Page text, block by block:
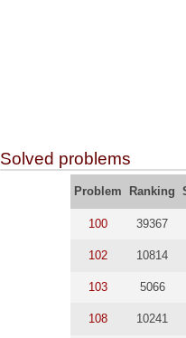
Solved problems
Problem Ranking
100 39367
102 10814
103 5066
108 10241